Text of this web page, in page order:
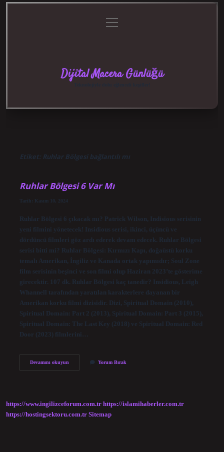
menüyü
aç
Dijital Macera Günlüğü
Etiket: Ruhlar Bölgesi bağlantılı mı
Ruhlar Bölgesi 6 Var Mı
Tarih: Kasım 10, 2024
Ruhlar Bölgesi 6 çıkacak mı? Patrick Wilson, Indisious serisinin
yeni filmini yönetecek! Insidious serisi, ikinci, üçüncü ve
dördüncü filmleri göz ardı ederek devam edecek. Ruhlar Bölgesi
serisi bitti mi? Ruhlar Bölgesi: Kırmızı Kapı, doğaüstü korku
temalı Amerikan, İngiliz ve Kanada ortak yapımıdır; Soul Zone
film serisinin beşinci ve son filmi olup Haziran 2023’te gösterime
girecektir. 107 dk. Ruhlar Bölgesi kaç tanedir? Insidious, Leigh
Whannell tarafından yaratılan karakterlere dayanan bir
Amerikan korku filmi dizisidir. Dizi, Spiritual Domain (2010),
Spiritual Domain: Part 2 (2013), Spiritual Domain: Part 3 (2015),
Spiritual Domain: The Last Key (2018) ve Spiritual Domain: Red
Door (2023) filmlerini…
Devamını okuyunRuhlar
Yorum Bırak
https://www.ingilizceforum.com.tr https://islamihaberler.com.tr
https://hostingsektoru.com.tr Sitemap